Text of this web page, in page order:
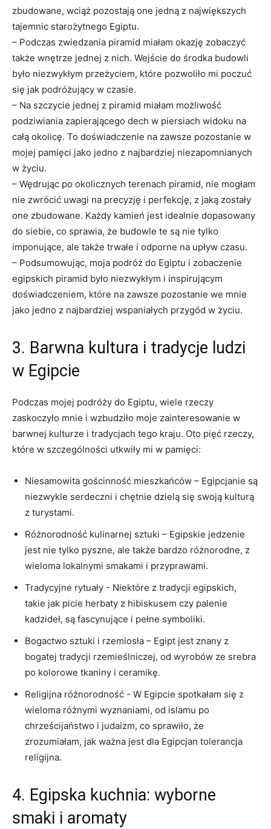
zbudowane, wciąż pozostają one jedną z największych
tajemnic starożytnego Egiptu.
– Podczas ⁣zwiedzania piramid miałam ‍okazję zobaczyć
także wnętrze jednej z nich. Wejście do ​środka budowli
było niezwykłym‌ przeżyciem, które pozwoliło mi poczuć‌
się jak podróżujący w czasie.
– ‌Na​ szczycie jednej z piramid miałam możliwość
podziwiania zapierającego ⁢dech w piersiach ⁢widoku na
całą‌ okolicę. To⁤ doświadczenie na zawsze pozostanie​ w
mojej pamięci jako jedno ‍z najbardziej niezapomnianych
w⁣ życiu.
– Wędrując po okolicznych terenach piramid, nie mogłam
nie ⁤zwrócić uwagi na precyzję i perfekcję, z jaką zostały​
one ‌zbudowane. Każdy kamień jest idealnie dopasowany
do siebie, co sprawia, że budowle te ‍są nie tylko
imponujące, ale także trwałe i odporne na upływ⁤ czasu.
– Podsumowując, moja podróż do Egiptu ​i zobaczenie
egipskich piramid było niezwykłym i inspirującym
doświadczeniem, które na zawsze pozostanie we mnie​
jako jedno z najbardziej‌ wspaniałych przygód w życiu.
3. Barwna kultura i tradycje ludzi
w Egipcie
Podczas mojej podróży do Egiptu, wiele rzeczy
zaskoczyło mnie i wzbudziło⁢ moje zainteresowanie w⁢
barwnej​ kulturze ​i tradycjach tego kraju. Oto pięć rzeczy,⁣
które w⁢ szczególności utkwiły mi w pamięci:
Niesamowita gościnność mieszkańców – Egipcjanie są
niezwykle serdeczni i chętnie⁢ dzielą się swoją kulturą
z turystami.
Różnorodność kulinarnej sztuki – Egipskie jedzenie
jest nie tylko ⁢pyszne,‌ ale także bardzo różnorodne, z
wieloma lokalnymi smakami i przyprawami.
Tradycyjne rytuały​ -⁤ Niektóre z tradycji egipskich,
takie jak picie herbaty ‌z hibiskusem czy palenie
kadzideł, są ⁣fascynujące i‍ pełne symboliki.
Bogactwo sztuki i rzemiosła – Egipt jest znany z
bogatej tradycji rzemieślniczej, od wyrobów ze srebra
po kolorowe tkaniny i ceramikę.
Religijna różnorodność -⁣ W Egipcie spotkałam się z‍
wieloma ​różnymi​ wyznaniami, od islamu po
chrześcijaństwo i ⁤judaizm, co sprawiło, że
zrozumiałam, jak ważna jest dla Egipcjan tolerancja‌
religijna.
4. Egipska kuchnia: wyborne
smaki i aromaty